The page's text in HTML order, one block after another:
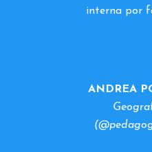
interna por
ANDREA